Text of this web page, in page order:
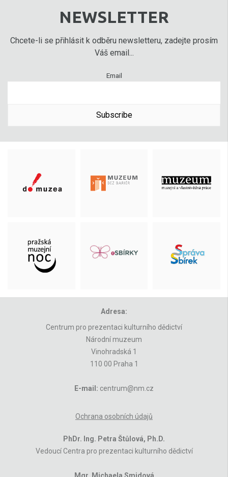
NEWSLETTER
Chcete-li se přihlásit k odběru newsletteru, zadejte prosím
Váš email...
Email
Subscribe
Adresa:
Centrum pro prezentaci kulturního dědictví
Národní muzeum
Vinohradská 1
110 00 Praha 1
E-mail: centrum@nm.cz
Ochrana osobních údajů
PhDr. Ing. Petra Štůlová, Ph.D.
Vedoucí Centra pro prezentaci kulturního dědictví
Mgr. Michaela Smidová